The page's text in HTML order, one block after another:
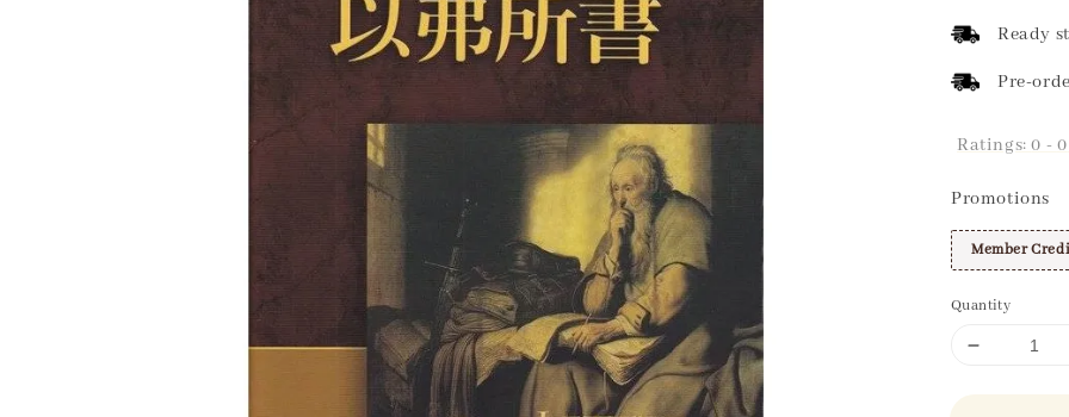
price
Ready
Pre-
Ratings:0 - 0
Promotions
Member
Quantity